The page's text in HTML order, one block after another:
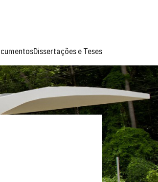
Dissertações e Teses